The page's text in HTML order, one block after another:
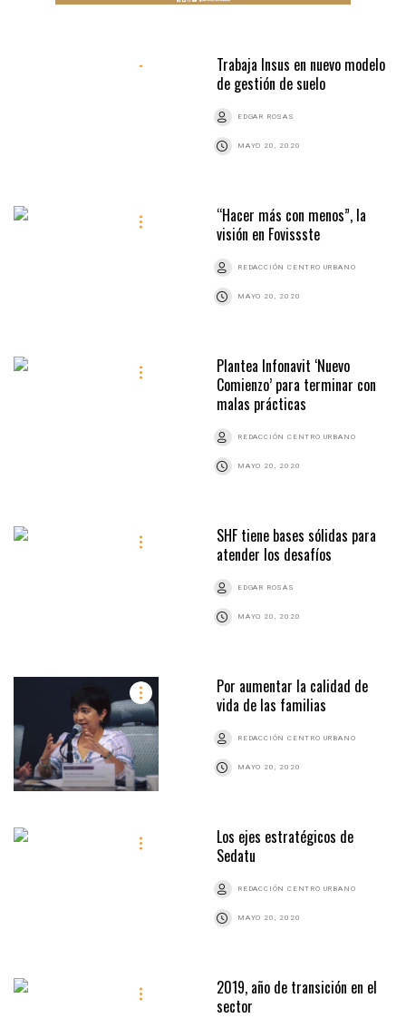
Trabaja Insus en nuevo modelo
de gestión de suelo
EDGAR ROSAS
MAYO 20, 2020
“Hacer más con menos”, la
visión en Fovissste
REDACCIÓN CENTRO URBANO
MAYO 20, 2020
Plantea Infonavit ‘Nuevo
Comienzo’ para terminar con
malas prácticas
REDACCIÓN CENTRO URBANO
MAYO 20, 2020
SHF tiene bases sólidas para
atender los desafíos
EDGAR ROSAS
MAYO 20, 2020
Por aumentar la calidad de
vida de las familias
REDACCIÓN CENTRO URBANO
MAYO 20, 2020
Los ejes estratégicos de
Sedatu
REDACCIÓN CENTRO URBANO
MAYO 20, 2020
2019, año de transición en el
sector